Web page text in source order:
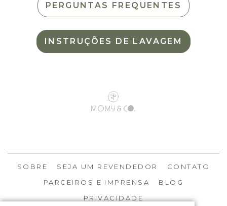
PERGUNTAS FREQUENTES
INSTRUÇÕES DE LAVAGEM
SOBRE SEJA UM REVENDEDOR
CONTATO
PARCEIROS E IMPRENSA
BLOG
PRIVACIDADE